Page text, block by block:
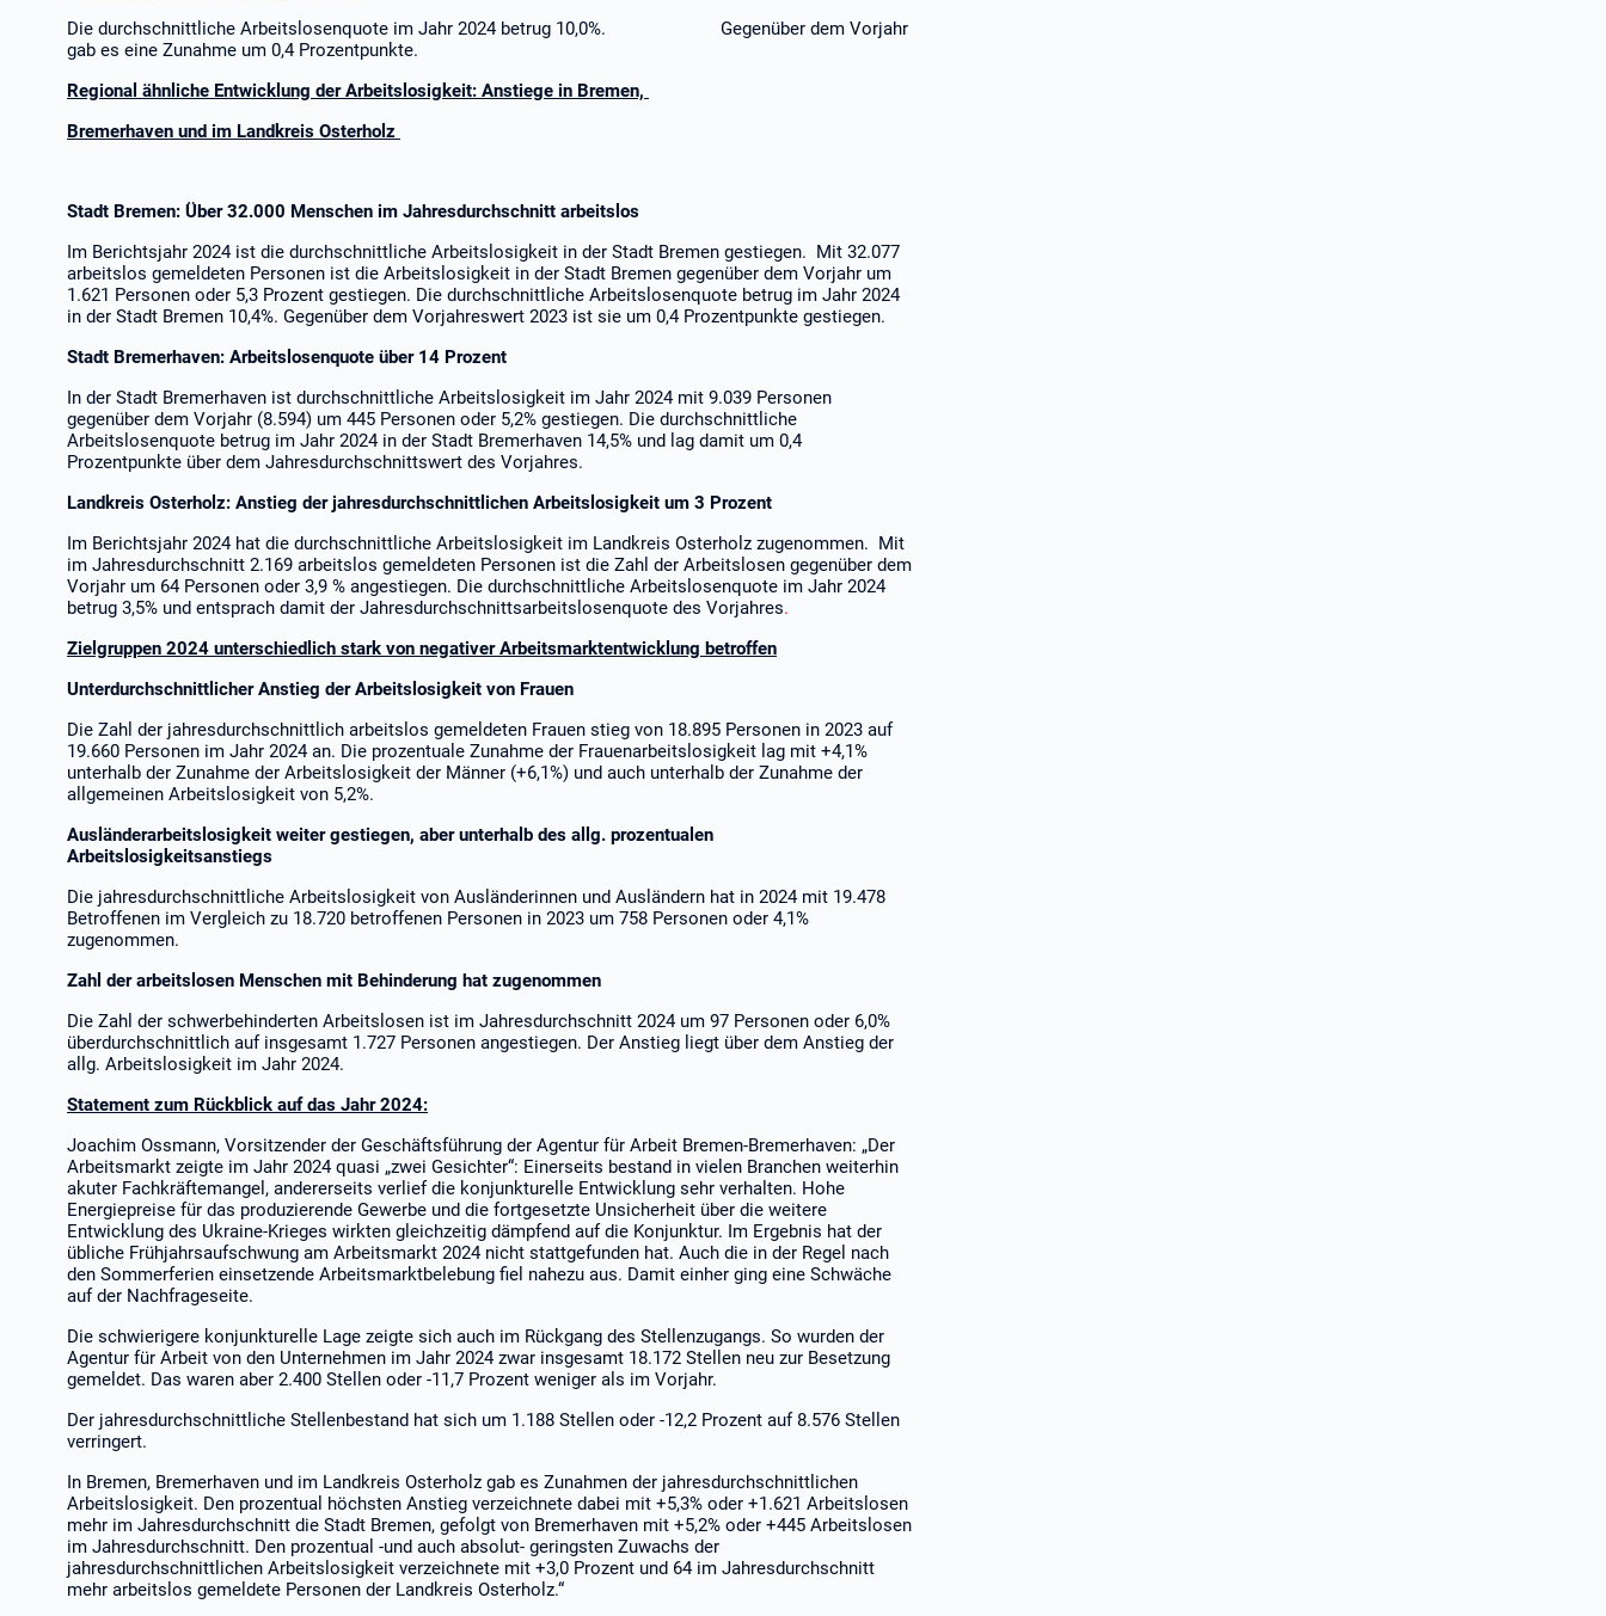
Die durchschnittliche Arbeitslosenquote im Jahr 2024 betrug 10,0%. Gegenüber dem Vorjahr
gab es eine Zunahme um 0,4 Prozentpunkte.
Regional ähnliche Entwicklung der Arbeitslosigkeit: Anstiege in Bremen,
Bremerhaven und im Landkreis Osterholz
Stadt Bremen: Über 32.000 Menschen im Jahresdurchschnitt arbeitslos
Im Berichtsjahr 2024 ist die durchschnittliche Arbeitslosigkeit in der Stadt Bremen gestiegen. Mit 32.077
arbeitslos gemeldeten Personen ist die Arbeitslosigkeit in der Stadt Bremen gegenüber dem Vorjahr um
1.621 Personen oder 5,3 Prozent gestiegen. Die durchschnittliche Arbeitslosenquote betrug im Jahr 2024
in der Stadt Bremen 10,4%. Gegenüber dem Vorjahreswert 2023 ist sie um 0,4 Prozentpunkte gestiegen.
Stadt Bremerhaven: Arbeitslosenquote über 14 Prozent
In der Stadt Bremerhaven ist durchschnittliche Arbeitslosigkeit im Jahr 2024 mit 9.039 Personen
gegenüber dem Vorjahr (8.594) um 445 Personen oder 5,2% gestiegen. Die durchschnittliche
Arbeitslosenquote betrug im Jahr 2024 in der Stadt Bremerhaven 14,5% und lag damit um 0,4
Prozentpunkte über dem Jahresdurchschnittswert des Vorjahres.
Landkreis Osterholz: Anstieg der jahresdurchschnittlichen Arbeitslosigkeit um 3 Prozent
Im Berichtsjahr 2024 hat die durchschnittliche Arbeitslosigkeit im Landkreis Osterholz zugenommen. Mit
im Jahresdurchschnitt 2.169 arbeitslos gemeldeten Personen ist die Zahl der Arbeitslosen gegenüber dem
Vorjahr um 64 Personen oder 3,9 % angestiegen. Die durchschnittliche Arbeitslosenquote im Jahr 2024
betrug 3,5% und entsprach damit der Jahresdurchschnittsarbeitslosenquote des Vorjahres.
Zielgruppen 2024 unterschiedlich stark von negativer Arbeitsmarktentwicklung betroffen
Unterdurchschnittlicher Anstieg der Arbeitslosigkeit von Frauen
Die Zahl der jahresdurchschnittlich arbeitslos gemeldeten Frauen stieg von 18.895 Personen in 2023 auf
19.660 Personen im Jahr 2024 an. Die prozentuale Zunahme der Frauenarbeitslosigkeit lag mit +4,1%
unterhalb der Zunahme der Arbeitslosigkeit der Männer (+6,1%) und auch unterhalb der Zunahme der
allgemeinen Arbeitslosigkeit von 5,2%.
Ausländerarbeitslosigkeit weiter gestiegen, aber unterhalb des allg. prozentualen
Arbeitslosigkeitsanstiegs
Die jahresdurchschnittliche Arbeitslosigkeit von Ausländerinnen und Ausländern hat in 2024 mit 19.478
Betroffenen im Vergleich zu 18.720 betroffenen Personen in 2023 um 758 Personen oder 4,1%
zugenommen.
Zahl der arbeitslosen Menschen mit Behinderung hat zugenommen
Die Zahl der schwerbehinderten Arbeitslosen ist im Jahresdurchschnitt 2024 um 97 Personen oder 6,0%
überdurchschnittlich auf insgesamt 1.727 Personen angestiegen. Der Anstieg liegt über dem Anstieg der
allg. Arbeitslosigkeit im Jahr 2024.
Statement zum Rückblick auf das Jahr 2024:
Joachim Ossmann, Vorsitzender der Geschäftsführung der Agentur für Arbeit Bremen-Bremerhaven: „Der
Arbeitsmarkt zeigte im Jahr 2024 quasi „zwei Gesichter“: Einerseits bestand in vielen Branchen weiterhin
akuter Fachkräftemangel, andererseits verlief die konjunkturelle Entwicklung sehr verhalten. Hohe
Energiepreise für das produzierende Gewerbe und die fortgesetzte Unsicherheit über die weitere
Entwicklung des Ukraine-Krieges wirkten gleichzeitig dämpfend auf die Konjunktur. Im Ergebnis hat der
übliche Frühjahrsaufschwung am Arbeitsmarkt 2024 nicht stattgefunden hat. Auch die in der Regel nach
den Sommerferien einsetzende Arbeitsmarktbelebung fiel nahezu aus. Damit einher ging eine Schwäche
auf der Nachfrageseite.
Die schwierigere konjunkturelle Lage zeigte sich auch im Rückgang des Stellenzugangs. So wurden der
Agentur für Arbeit von den Unternehmen im Jahr 2024 zwar insgesamt 18.172 Stellen neu zur Besetzung
gemeldet. Das waren aber 2.400 Stellen oder -11,7 Prozent weniger als im Vorjahr.
Der jahresdurchschnittliche Stellenbestand hat sich um 1.188 Stellen oder -12,2 Prozent auf 8.576 Stellen
verringert.
In Bremen, Bremerhaven und im Landkreis Osterholz gab es Zunahmen der jahresdurchschnittlichen
Arbeitslosigkeit. Den prozentual höchsten Anstieg verzeichnete dabei mit +5,3% oder +1.621 Arbeitslosen
mehr im Jahresdurchschnitt die Stadt Bremen, gefolgt von Bremerhaven mit +5,2% oder +445 Arbeitslosen
im Jahresdurchschnitt. Den prozentual -und auch absolut- geringsten Zuwachs der
jahresdurchschnittlichen Arbeitslosigkeit verzeichnete mit +3,0 Prozent und 64 im Jahresdurchschnitt
mehr arbeitslos gemeldete Personen der Landkreis Osterholz.“